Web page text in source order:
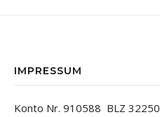
IMPRESSUM
Konto Nr. 910588 BLZ 32250